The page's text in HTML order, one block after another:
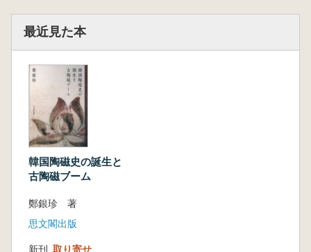
最近見た本
韓国陶磁史の誕生と
古陶磁ブーム
鄭銀珍 著
思文閣出版
新刊 取り寄せ